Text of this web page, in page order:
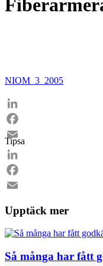
NIOM_3_2005
LinkedIn
Facebook
Email
Tipsa
LinkedIn
Facebook
Upptäck mer
Så många har fått